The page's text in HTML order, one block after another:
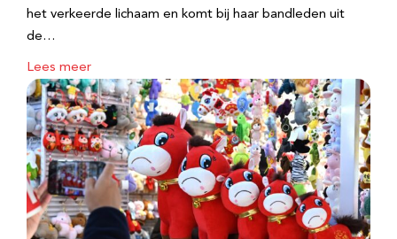
het verkeerde lichaam en komt bij haar bandleden uit
de…
Lees meer